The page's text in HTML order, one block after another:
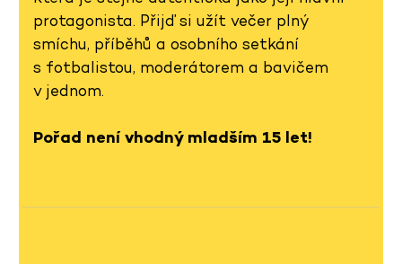
protagonista. Přijď si užít večer plný
smíchu, příběhů a osobního setkání
s fotbalistou, moderátorem a bavičem
v jednom.
Pořad není vhodný mladším 15 let!